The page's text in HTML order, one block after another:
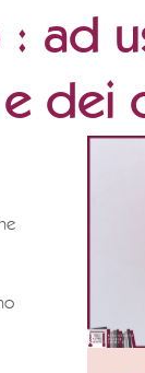
ad
dei